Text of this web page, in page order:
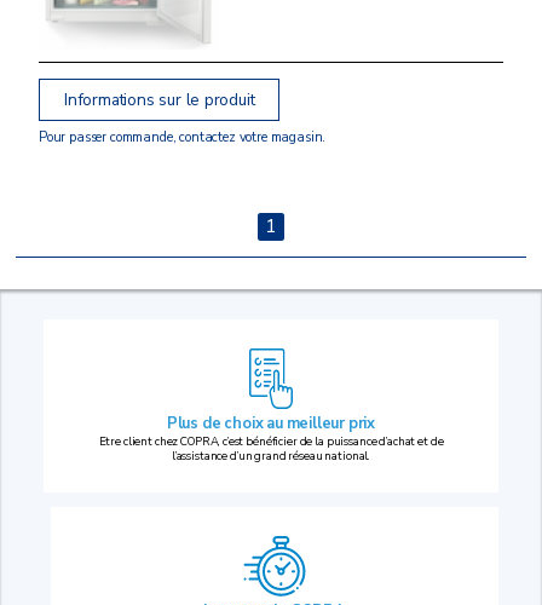
Informations sur le produit
Pour passer commande, contactez votre magasin.
1
Plus de choix au meilleur prix
Etre client chez COPRA, c’est bénéficier de la puissance d’achat et de
l’assistance d’un grand réseau national.